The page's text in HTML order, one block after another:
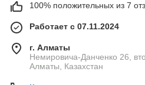
100% положительных из 7
Работает с 07.11.2024
г. Алматы
Немировича-Данченко 26,
Алматы, Казахстан